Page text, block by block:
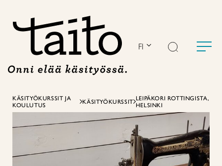
FI
KÄSITYÖKURSSIT JA
KOULUTUS
KÄSITYÖKURSSIT LEIPÄKORI ROTTINGISTA,
HELSINKI